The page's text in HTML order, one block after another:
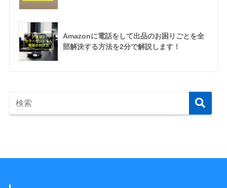
Amazonに電話をして出品のお困りごとを全
部解決する方法を2分で解説します！